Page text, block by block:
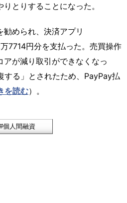
とりすることになった。
められ、決済アプリ
7714円分を支払った。売買操作
が減り取引ができなくなっ
する」とされたため、PayPay払
を読む）。